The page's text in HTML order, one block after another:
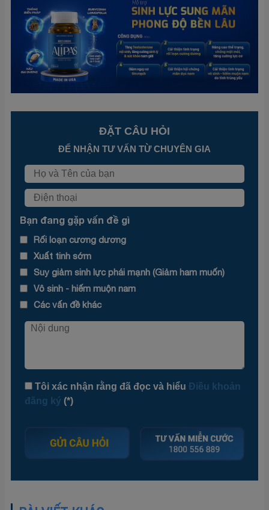
ĐẶT CÂU HỎI
ĐỂ NHẬN TƯ VẤN TỪ CHUYÊN GIA
Bạn đang gặp vấn đề gì
Rối loạn cương dương
Xuất tinh sớm
Suy giảm sinh lực phái mạnh (Giảm ham muốn)
Vô sinh - hiếm muộn nam
Các vấn đề khác
Tôi xác nhận rằng đã đọc và hiểu Điều khoản
đăng ký (*)